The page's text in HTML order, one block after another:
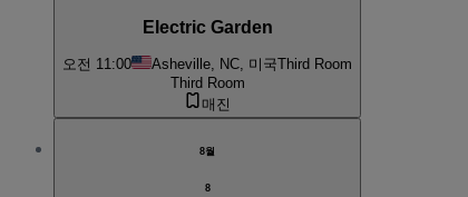
Electric Garden
오전 11:00 Asheville, NC, 미국Third Room
Third Room
매진
8월
8